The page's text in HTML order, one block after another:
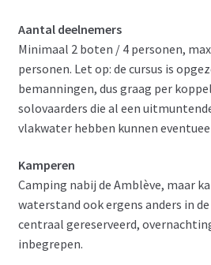
Aantal deelnemers
Minimaal 2 boten / 4 personen,
personen. Let op: de cursus is
bemanningen, dus graag per
solovaarders die al een
vlakwater hebben kunnen
Kamperen
Camping nabij de Amblève, maar
waterstand ook ergens anders in
centraal gereserveerd,
inbegrepen.